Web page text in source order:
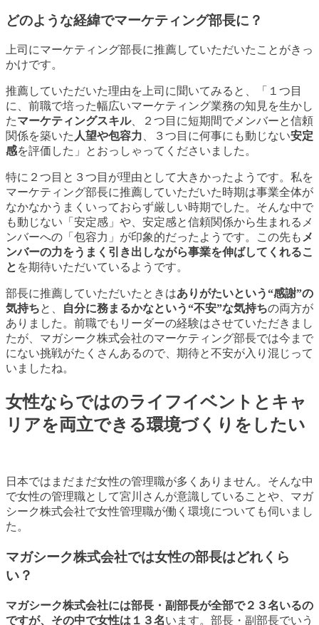
どのような経緯でマーケティング部長に？
上司にマーケティング部長に推薦していただいたことがきっ
かけです。
推薦していただいた理由を上司に聞いてみると、「１つ目
に、前職で培った幅広いマーケティング業務の知見を生かし
たマーケティングスキル、２つ目に短期間でメンバーと信頼
関係を築いた 人望や包容力 、３つ目に何事にも動じない安定
感を評価した」とおっしゃってくださいました。
特に２つ目と３つ目が理由として大きかったようです。私を
マーケティング部長に推薦していただいた時期は事業全体が
なかなかうまくいっておらず厳しい時期でした。そんな中で
も動じない「安定感」や、安定感と信頼関係から生まれるメ
ンバーへの「包容力」が印象的だったようです。この先も メ
ンバーの力をうまく引き出しながら事業を伸ばしてくれるこ
と を期待いただいているようです。
部長に推薦していただいたときはありがたいという“感謝”の
気持ちと、 自分に務まるかなという“不安”な気持ちの両方が
ありました。前職でもリーダーの経験はさせていただきまし
たが、マガシーク株式会社のマーケティング部長では今まで
にない挑戦がたくさんあるので、期待と不安が入り混じって
いましたね。
女性ならではのライフイベントとキャ
リアを両立できる環境づくりをしたい
日本ではまだまだ女性の管理職が多くありません。そんな中
で女性の管理職として宮川さんが意識していることや、マガ
シーク株式会社で女性管理職が働く環境についても伺いまし
た。
マガシーク株式会社では女性の部長はどれくら
い？
マガシーク株式会社には部長・副部長が全部で２３名いるの
ですが、その中で女性は１３名います。部長・副部長でいう